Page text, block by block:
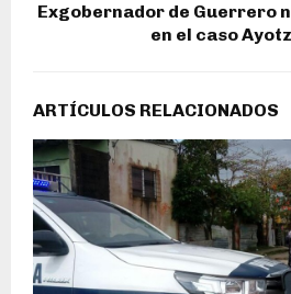
Exgobernador de Guerrero
en el caso
ARTÍCULOS RELACIONADOS